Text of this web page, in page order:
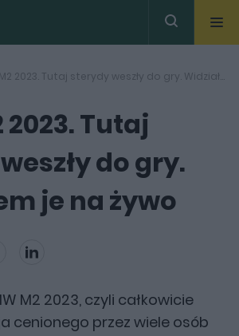
BMW M2 2023. Tutaj sterydy weszły do gry. Widziałem je na żywo
2023. Tutaj
do gry.
je na żywo
M2 2023, czyli całkowicie
cenionego przez wiele osób